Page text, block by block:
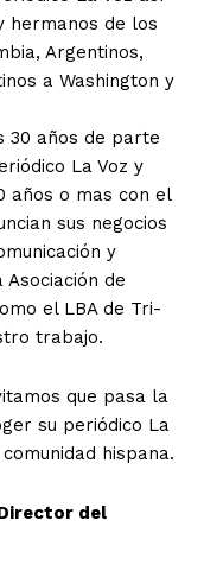
hermanos de los
Argentinos,
a Washington y
30 años de parte
La Voz y
años o mas con el
sus negocios
y
de
el LBA de Tri-
trabajo.
que pasa la
su periódico La
hispana.
del